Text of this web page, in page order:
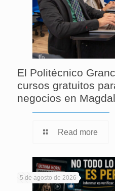
El Politécnico
cursos gratuitos
negocios en
Read more
5 de agosto de 2026